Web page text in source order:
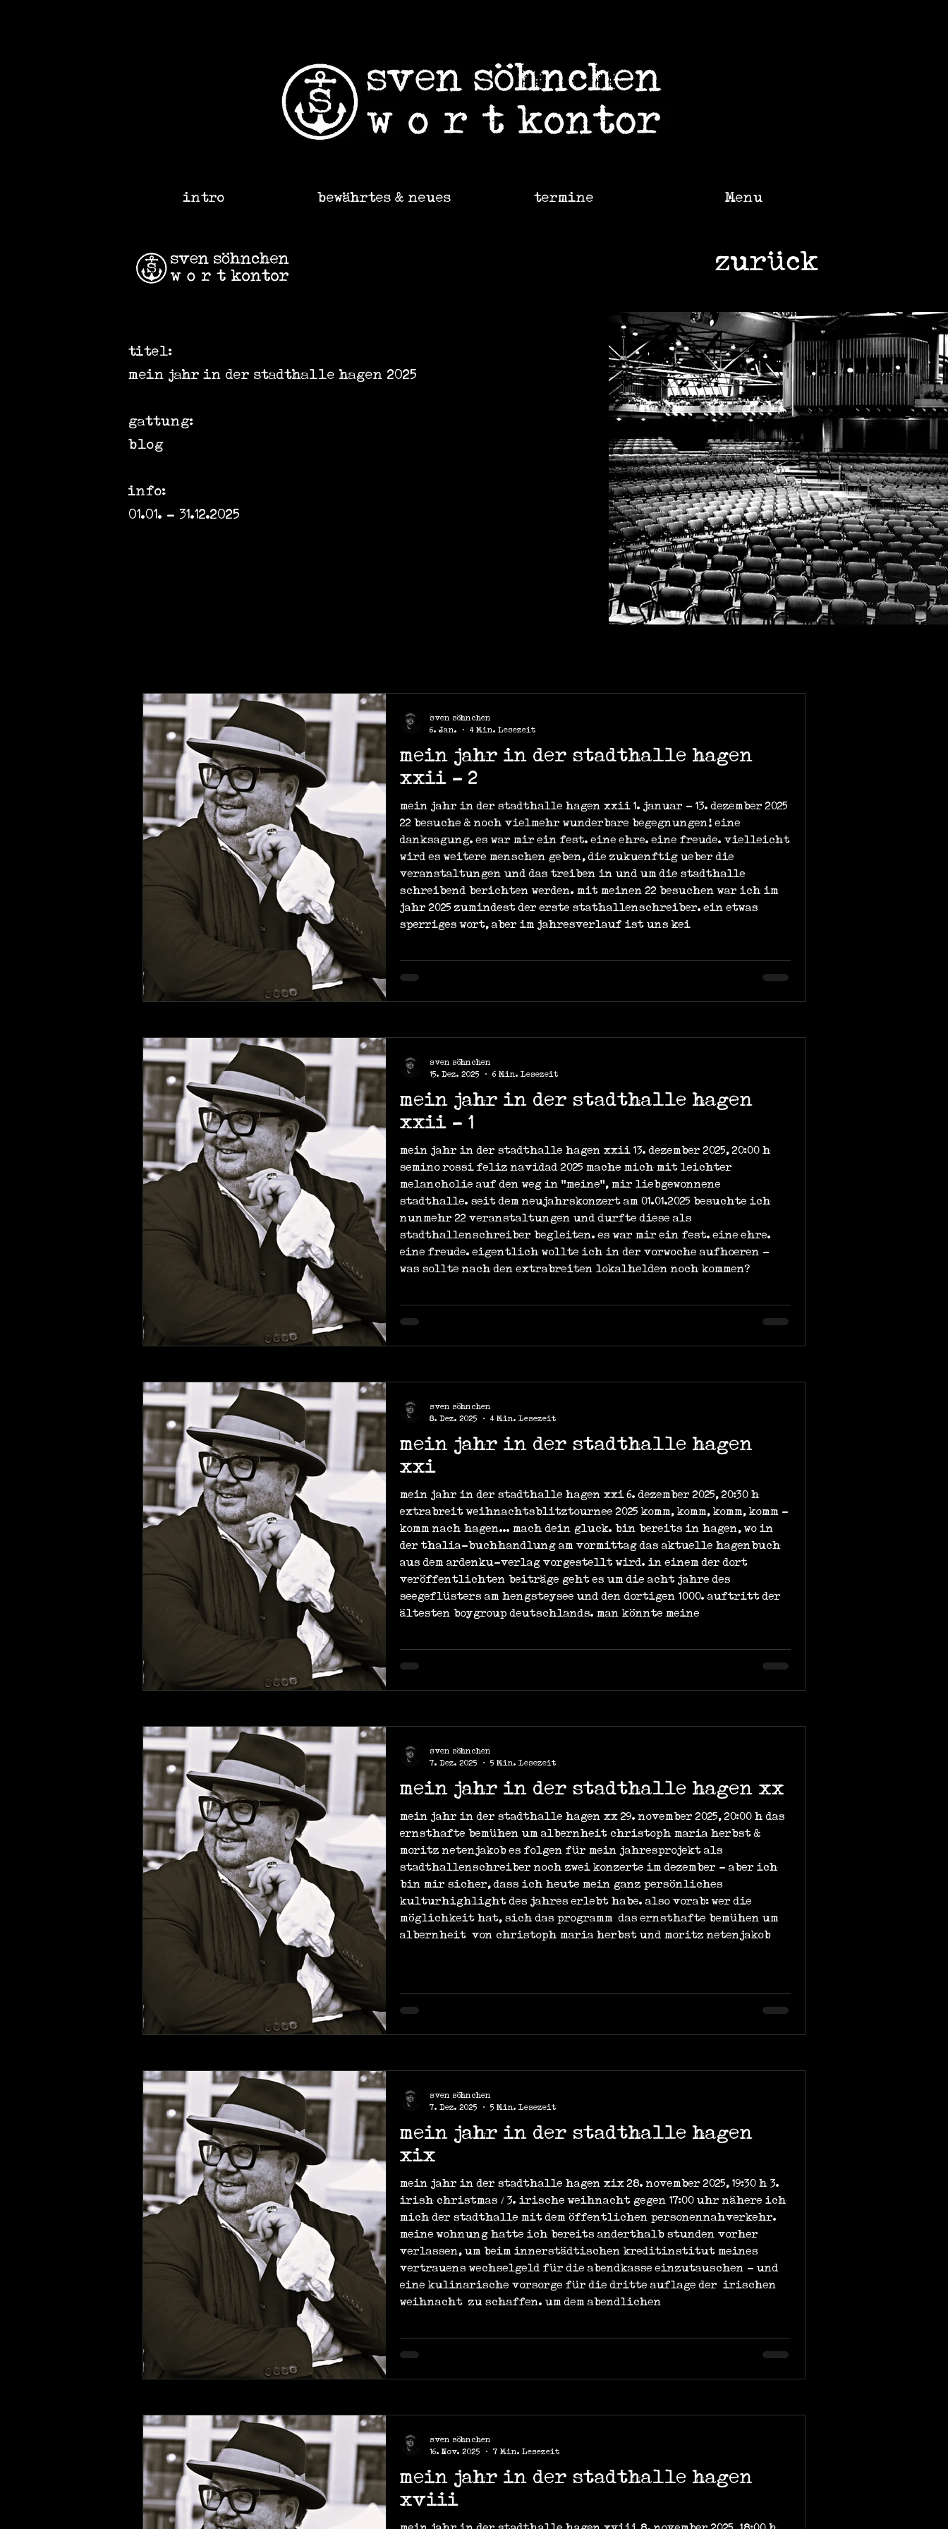
intro bewährtes & neues termine Menu
zurück
titel:
mein jahr in der stadthalle hagen 2025
gattung:
blog
info:
01.01. - 31.12.2025
mein jahr in der stadthalle hagen
xxii - 2
mein jahr in der stadthalle hagen xxii 1. januar - 13. dezember 2025
22 besuche & noch vielmehr wunderbare begegnungen! eine
danksagung. es war mir ein fest. eine ehre. eine freude. vielleicht
wird es weitere menschen geben, die zukuenftig ueber die
veranstaltungen und das treiben in und um die stadthalle
schreibend berichten werden. mit meinen 22 besuchen war ich im
jahr 2025 zumindest der erste stathallenschreiber. ein etwas
sperriges wort, aber im jahresverlauf ist uns kei
sven söhnchen
6. Jan.
4 Min. Lesezeit
mein jahr in der stadthalle hagen
xxii - 1
mein jahr in der stadthalle hagen xxii 13. dezember 2025, 20:00 h
semino rossi feliz navidad 2025 mache mich mit leichter
melancholie auf den weg in "meine", mir liebgewonnene
stadthalle. seit dem neujahrskonzert am 01.01.2025 besuchte ich
nunmehr 22 veranstaltungen und durfte diese als
stadthallenschreiber begleiten. es war mir ein fest. eine ehre.
eine freude. eigentlich wollte ich in der vorwoche aufhoeren -
was sollte nach den extrabreiten lokalhelden noch kommen?
sven söhnchen
15. Dez. 2025
6 Min. Lesezeit
mein jahr in der stadthalle hagen
xxi
mein jahr in der stadthalle hagen xxi 6. dezember 2025, 20:30 h
extrabreit weihnachtsblitztournee 2025 komm, komm, komm, komm -
komm nach hagen... mach dein gluck. bin bereits in hagen, wo in
der thalia-buchhandlung am vormittag das aktuelle hagenbuch
aus dem ardenku-verlag vorgestellt wird. in einem der dort
veröffentlichten beiträge geht es um die acht jahre des
seegeflüsters am hengsteysee und den dortigen 1000. auftritt der
ältesten boygroup deutschlands. man könnte meine
sven söhnchen
8. Dez. 2025
4 Min. Lesezeit
mein jahr in der stadthalle hagen xx
mein jahr in der stadthalle hagen xx 29. november 2025, 20:00 h das
ernsthafte bemühen um albernheit christoph maria herbst &
moritz netenjakob es folgen für mein jahresprojekt als
stadthallenschreiber noch zwei konzerte im dezember - aber ich
bin mir sicher, dass ich heute mein ganz persönliches
kulturhighlight des jahres erlebt habe. also vorab: wer die
möglichkeit hat, sich das programm ‚das ernsthafte bemühen um
albernheit‘ von christoph maria herbst und moritz netenjakob
sven söhnchen
7. Dez. 2025
5 Min. Lesezeit
mein jahr in der stadthalle hagen
xix
mein jahr in der stadthalle hagen xix 28. november 2025, 19:30 h 3.
irish christmas / 3. irische weihnacht gegen 17:00 uhr nähere ich
mich der stadthalle mit dem öffentlichen personennahverkehr.
meine wohnung hatte ich bereits anderthalb stunden vorher
verlassen, um beim innerstädtischen kreditinstitut meines
vertrauens wechselgeld für die abendkasse einzutauschen - und
eine kulinarische vorsorge für die dritte auflage der ‚irischen
weihnacht‘ zu schaffen. um dem abendlichen
sven söhnchen
7. Dez. 2025
5 Min. Lesezeit
mein jahr in der stadthalle hagen
xviii
sven söhnchen
16. Nov. 2025
7 Min. Lesezeit